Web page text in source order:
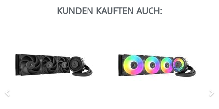
KUNDEN KAUFTEN AUCH:
Zurück